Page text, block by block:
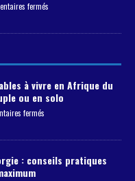
fermés
à vivre en Afrique du
ou en solo
fermés
: conseils pratiques